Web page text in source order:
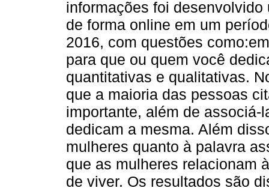
informações foi
de forma online em um
2016, com questões
para que ou quem você
quantitativas e qualitativas.
que a maioria das pessoas
importante, além de
dedicam a mesma. Além
mulheres quanto à palavra
que as mulheres relacionam
de viver. Os resultados são